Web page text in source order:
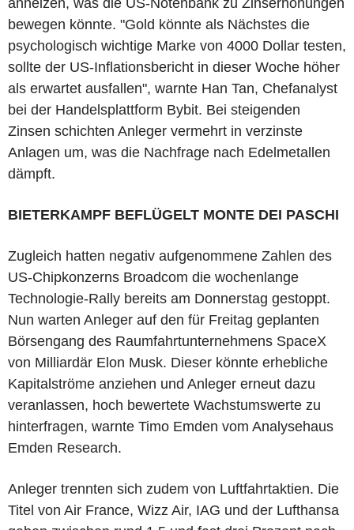
bewegen könnte. "Gold könnte als Nächstes die
psychologisch wichtige Marke von 4000 Dollar testen,
sollte der US-Inflationsbericht in dieser Woche höher
als erwartet ausfallen", warnte Han Tan, Chefanalyst
bei der Handelsplattform Bybit. Bei steigenden
Zinsen schichten Anleger vermehrt in verzinste
Anlagen um, was die Nachfrage nach Edelmetallen
dämpft.
BIETERKAMPF BEFLÜGELT MONTE DEI PASCHI
Zugleich hatten negativ aufgenommene Zahlen des
US-Chipkonzerns Broadcom die wochenlange
Technologie-Rally bereits am Donnerstag gestoppt.
Nun warten Anleger auf den für Freitag geplanten
Börsengang des Raumfahrtunternehmens SpaceX
von Milliardär Elon Musk. Dieser könnte erhebliche
Kapitalströme anziehen und Anleger erneut dazu
veranlassen, hoch bewertete Wachstumswerte zu
hinterfragen, warnte Timo Emden vom Analysehaus
Emden Research.
Anleger trennten sich zudem von Luftfahrtaktien. Die
Titel von Air France, Wizz Air, IAG und der Lufthansa